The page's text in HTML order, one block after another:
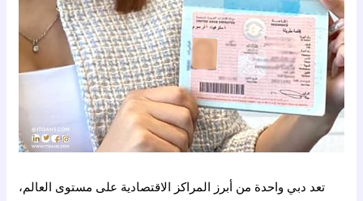
تعد دبي واحدة من أبرز المراكز الاقتصادية على مستوى العالم،